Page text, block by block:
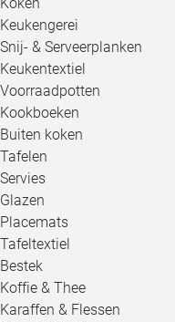
Keukengerei
Snij- & Serveerplanken
Keukentextiel
Voorraadpotten
Kookboeken
Buiten koken
Tafelen
Servies
Glazen
Placemats
Tafeltextiel
Bestek
Koffie & Thee
Karaffen & Flessen